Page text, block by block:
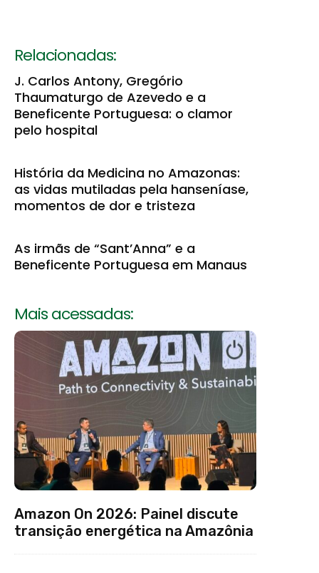
Relacionadas:
J. Carlos Antony, Gregório
Thaumaturgo de Azevedo e a
Beneficente Portuguesa: o clamor
pelo hospital
História da Medicina no Amazonas:
as vidas mutiladas pela hanseníase,
momentos de dor e tristeza
As irmãs de “Sant’Anna” e a
Beneficente Portuguesa em Manaus
Mais acessadas:
Amazon On 2026: Painel discute
transição energética na Amazônia